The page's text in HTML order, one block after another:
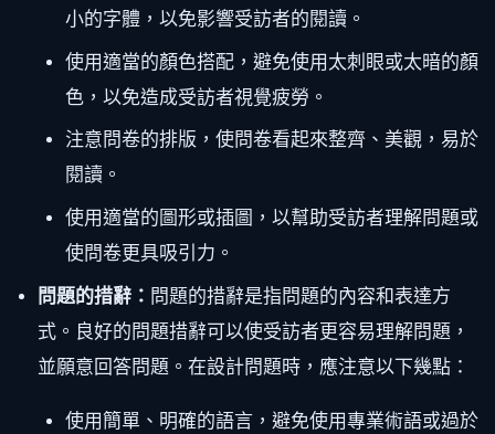
小的字體，以免影響受訪者的閱讀。
使用適當的顏色搭配，避免使用太刺眼或太暗的顏
色，以免造成受訪者視覺疲勞。
注意問卷的排版，使問卷看起來整齊、美觀，易於
閱讀。
使用適當的圖形或插圖，以幫助受訪者理解問題或
使問卷更具吸引力。
問題的措辭： 問題的措辭是指問題的內容和表達方
式。良好的問題措辭可以使受訪者更容易理解問題，
並願意回答問題。在設計問題時，應注意以下幾點：
使用簡單、明確的語言，避免使用專業術語或過於